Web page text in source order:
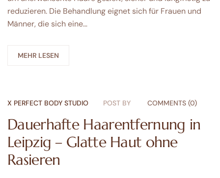
reduzieren. Die Behandlung eignet sich für Frauen und
Männer, die sich eine…
MEHR LESEN
X PERFECT BODY STUDIO POST BY COMMENTS (0)
Dauerhafte Haarentfernung in
Leipzig – Glatte Haut ohne
Rasieren